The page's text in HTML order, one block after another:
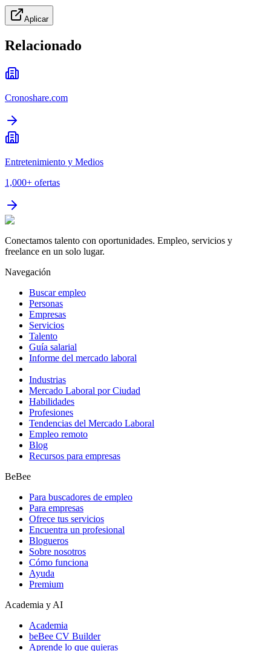
Aplicar
Relacionado
Cronoshare.com
Entretenimiento y Medios
1,000+ ofertas
Conectamos talento con oportunidades. Empleo, servicios y
freelance en un solo lugar.
Navegación
Buscar empleo
Personas
Empresas
Servicios
Talento
Guía salarial
Informe del mercado laboral
Industrias
Mercado Laboral por Ciudad
Habilidades
Profesiones
Tendencias del Mercado Laboral
Empleo remoto
Blog
Recursos para empresas
BeBee
Para buscadores de empleo
Para empresas
Ofrece tus servicios
Encuentra un profesional
Blogueros
Sobre nosotros
Cómo funciona
Ayuda
Premium
Academia y AI
Academia
beBee CV Builder
Aprende lo que quieras